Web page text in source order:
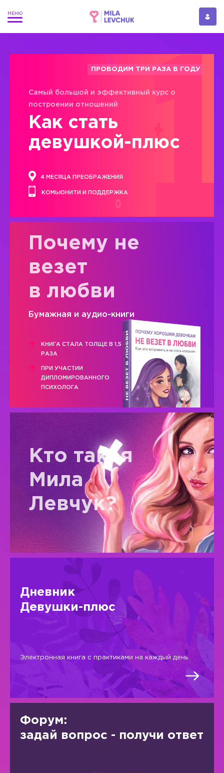
ПРОВОДИМ ТРИ РАЗА В ГОДУ
Самый большой и эффективный курс о
построении отношений
Как стать
девушкой-плюс
4 МЕСЯЦА ПРЕОБРАЖЕНИЯ
КОМЬЮНИТИ И ПОДДЕРЖКА
Почему не
везет
в любви
Бумажная и аудио-книги
КНИГА СТАЛА ТОЛЩЕ В 1,5
РАЗА
ПРИ УЧАСТИИ
ДИПЛОМИРОВАННОГО
ПСИХОЛОГА
Кто такая
Мила
Левчук?
Дневник
Девушки-плюс
Электронная книга с практиками на каждый день
Форум:
задай вопрос - получи ответ